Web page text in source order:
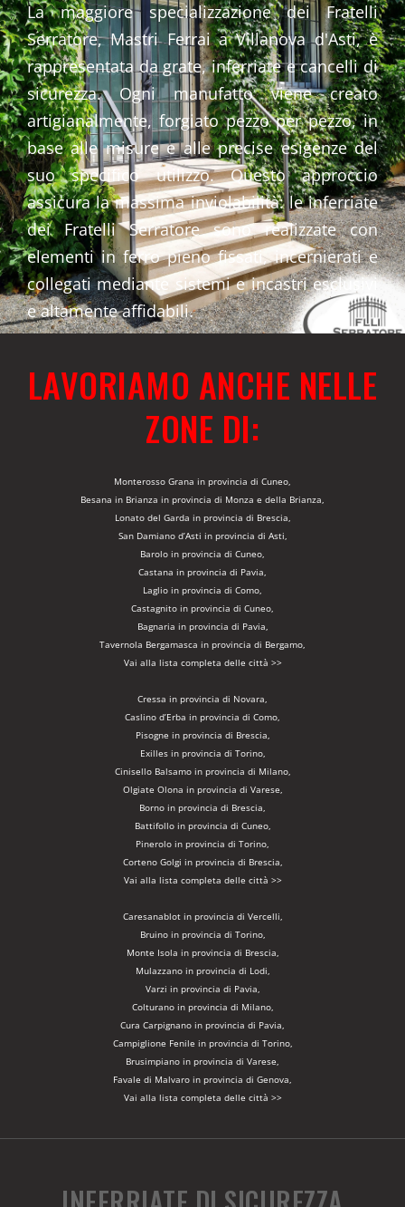
La maggiore specializzazione dei Fratelli
Serratore, Mastri Ferrai a Villanova d'Asti, è
rappresentata da grate, inferriate e cancelli di
sicurezza. Ogni manufatto viene creato
artigianalmente, forgiato pezzo per pezzo, in
base alle misure e alle precise esigenze del
suo specifico utilizzo. Questo approccio
assicura la massima inviolabilità: le inferriate
dei Fratelli Serratore sono realizzate con
elementi in ferro pieno fissati, incernierati e
collegati mediante sistemi e incastri esclusivi
e altamente affidabili.
LAVORIAMO ANCHE NELLE
ZONE DI:
Monterosso Grana in provincia di Cuneo,
Besana in Brianza in provincia di Monza e della Brianza,
Lonato del Garda in provincia di Brescia,
San Damiano d’Asti in provincia di Asti,
Barolo in provincia di Cuneo,
Castana in provincia di Pavia,
Laglio in provincia di Como,
Castagnito in provincia di Cuneo,
Bagnaria in provincia di Pavia,
Tavernola Bergamasca in provincia di Bergamo,
Vai alla lista completa delle città >>
Cressa in provincia di Novara,
Caslino d’Erba in provincia di Como,
Pisogne in provincia di Brescia,
Exilles in provincia di Torino,
Cinisello Balsamo in provincia di Milano,
Olgiate Olona in provincia di Varese,
Borno in provincia di Brescia,
Battifollo in provincia di Cuneo,
Pinerolo in provincia di Torino,
Corteno Golgi in provincia di Brescia,
Vai alla lista completa delle città >>
Caresanablot in provincia di Vercelli,
Bruino in provincia di Torino,
Monte Isola in provincia di Brescia,
Mulazzano in provincia di Lodi,
Varzi in provincia di Pavia,
Colturano in provincia di Milano,
Cura Carpignano in provincia di Pavia,
Campiglione Fenile in provincia di Torino,
Brusimpiano in provincia di Varese,
Favale di Malvaro in provincia di Genova,
Vai alla lista completa delle città >>